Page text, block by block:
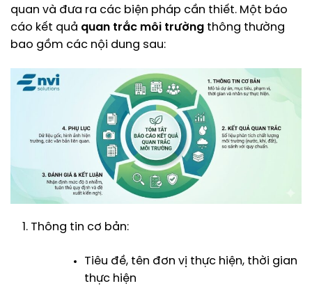
quan và đưa ra các biện pháp cần thiết. Một báo
cáo kết quả quan trắc môi trường thông thường
bao gồm các nội dung sau:
Thông tin cơ bản:
Tiêu đề, tên đơn vị thực hiện, thời gian
thực hiện